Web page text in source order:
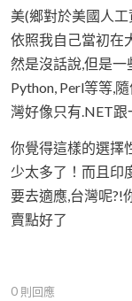
美(鄉對於美國人
依照我自己當初在
然是沒話說,但是一
Python, Perl等等,
灣好像只有.NET跟
你覺得這樣的選擇
少太多了！而且印
要去適應,台灣呢?!
賣點好了
0 則回應